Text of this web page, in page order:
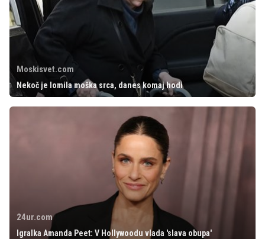
Moskisvet.com
Nekoč je lomila moška srca, danes komaj hodi
24ur.com
Igralka Amanda Peet: V Hollywoodu vlada 'slava obupa'